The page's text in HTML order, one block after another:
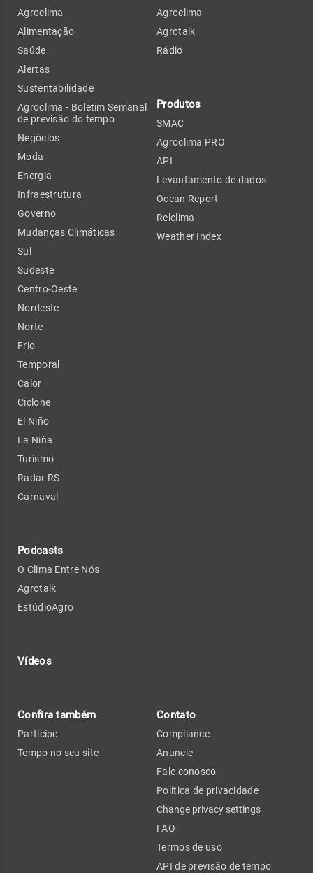
Agroclima
Alimentação
Saúde
Alertas
Sustentabilidade
Agroclima - Boletim Semanal
de previsão do tempo
Negócios
Moda
Energia
Infraestrutura
Governo
Mudanças Climáticas
Sul
Sudeste
Centro-Oeste
Nordeste
Norte
Frio
Temporal
Calor
Ciclone
El Niño
La Niña
Turismo
Radar RS
Carnaval
Podcasts
O Clima Entre Nós
Agrotalk
EstúdioAgro
Vídeos
Agroclima
Agrotalk
Rádio
Produtos
SMAC
Agroclima PRO
API
Levantamento de dados
Ocean Report
Relclima
Weather Index
Confira também
Participe
Tempo no seu site
Contato
Compliance
Anuncie
Fale conosco
Política de privacidade
Change privacy settings
FAQ
Termos de uso
API de previsão de tempo